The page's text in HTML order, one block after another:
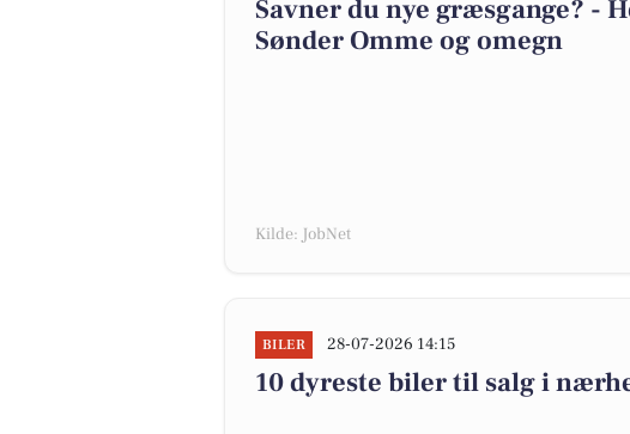
Savner du nye græsgange? -
Sønder Omme og omegn
Kilde: JobNet
BILER 28-07-2026 14:15
10 dyreste biler til salg i